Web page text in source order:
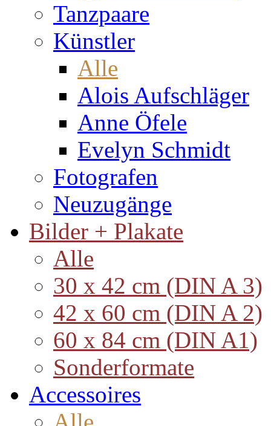
Tanzpaare
Künstler
Alle
Alois Aufschläger
Anne Öfele
Evelyn Schmidt
Fotografen
Neuzugänge
Bilder + Plakate
Alle
30 x 42 cm (DIN A 3)
42 x 60 cm (DIN A 2)
60 x 84 cm (DIN A1)
Sonderformate
Accessoires